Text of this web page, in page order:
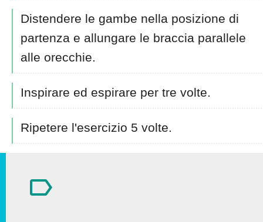
Distendere le gambe nella posizione di
partenza e allungare le braccia parallele
alle orecchie.
Inspirare ed espirare per tre volte.
Ripetere l'esercizio 5 volte.